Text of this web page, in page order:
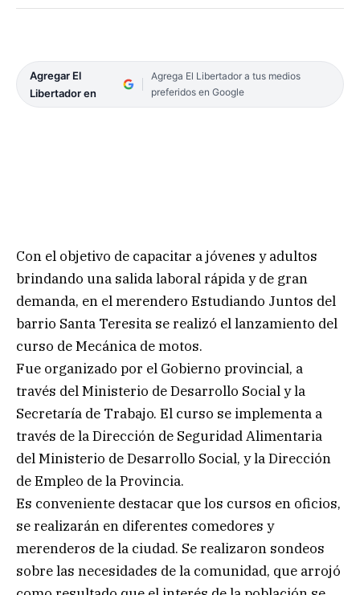
Agregar El
Libertador en
Agrega El Libertador a tus medios
preferidos en Google
Con el objetivo de capacitar a jóvenes y adultos
brindando una salida laboral rápida y de gran
demanda, en el merendero Estudiando Juntos del
barrio Santa Teresita se realizó el lanzamiento del
curso de Mecánica de motos.
Fue organizado por el Gobierno provincial, a
través del Ministerio de Desarrollo Social y la
Secretaría de Trabajo. El curso se implementa a
través de la Dirección de Seguridad Alimentaria
del Ministerio de Desarrollo Social, y la Dirección
de Empleo de la Provincia.
Es conveniente destacar que los cursos en oficios,
se realizarán en diferentes comedores y
merenderos de la ciudad. Se realizaron sondeos
sobre las necesidades de la comunidad, que arrojó